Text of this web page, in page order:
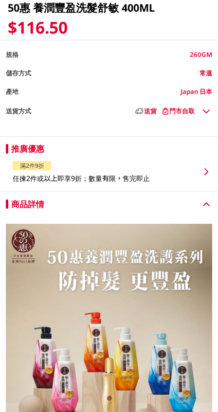
50惠 養潤豐盈洗髮舒敏 400ML
$116.50
規格 260GM
儲存方式 常溫
產地 Japan 日本
送貨方式 送貨 門市自取
推廣優惠
滿2件9折
任揀2件或以上即享9折；數量有限，售完即止
商品詳情